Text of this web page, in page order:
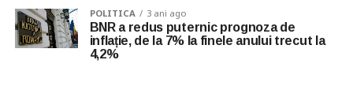
POLITICA 3 ani ago
BNR a redus puternic prognoza de
inflație, de la 7% la finele anului trecut la
4,2%